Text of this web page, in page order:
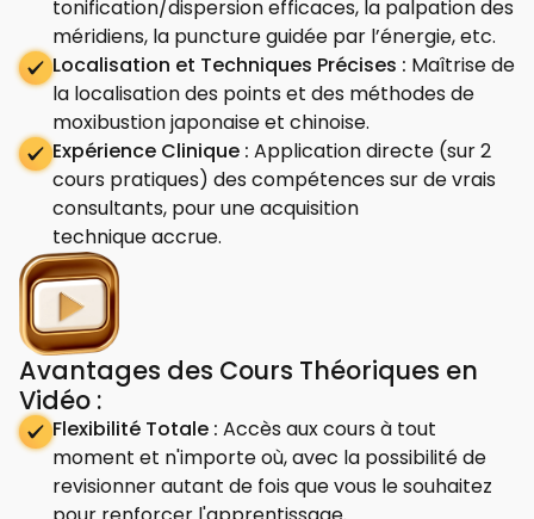
tonification/dispersion efficaces, la palpation des
méridiens, la puncture guidée par l’énergie, etc.
Localisation et Techniques Précises : Maîtrise de
la localisation des points et des méthodes de
moxibustion japonaise et chinoise.
Expérience Clinique : Application directe (sur 2
cours pratiques) des compétences sur de vrais
consultants, pour une acquisition
technique accrue.
Avantages des Cours Théoriques en
Vidéo :
Flexibilité Totale : Accès aux cours à tout
moment et n'importe où, avec la possibilité de
revisionner autant de fois que vous le souhaitez